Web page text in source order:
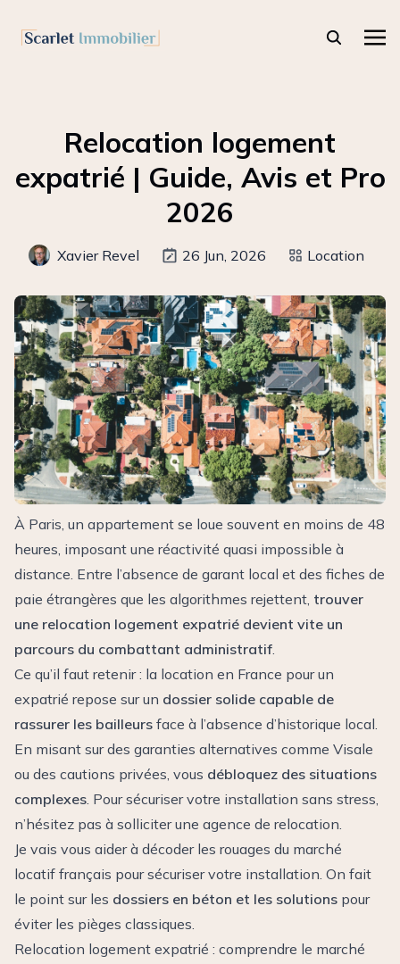
Relocation logement
expatrié | Guide, Avis et Pro
2026
Xavier Revel 26 Jun, 2026 Location
À Paris, un appartement se loue souvent en moins de 48
heures, imposant une réactivité quasi impossible à
distance. Entre l’absence de garant local et des fiches de
paie étrangères que les algorithmes rejettent, trouver
une relocation logement expatrié devient vite un
parcours du combattant administratif.
Ce qu’il faut retenir : la location en France pour un
expatrié repose sur un dossier solide capable de
rassurer les bailleurs face à l’absence d’historique local.
En misant sur des garanties alternatives comme Visale
ou des cautions privées, vous débloquez des situations
complexes. Pour sécuriser votre installation sans stress,
n’hésitez pas à solliciter une agence de relocation.
Je vais vous aider à décoder les rouages du marché
locatif français pour sécuriser votre installation. On fait
le point sur les dossiers en béton et les solutions pour
éviter les pièges classiques.
Relocation logement expatrié : comprendre le marché